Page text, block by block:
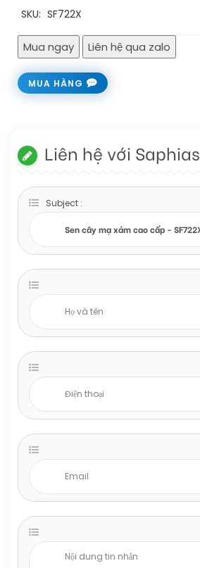
SKU: SF722X
Mua ngay Liên hệ qua zalo
MUA HÀNG
Liên hệ với Saphias
Subject :